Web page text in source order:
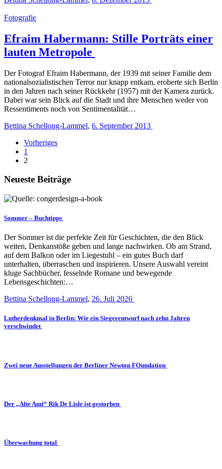
Fotografie
Efraim Habermann: Stille Porträts einer
lauten Metropole
Der Fotograf Efraim Habermann, der 1939 mit seiner Familie dem
nationalsozialistischen Terror nur knapp entkam, eroberte sich Berlin
in den Jahren nach seiner Rückkehr (1957) mit der Kamera zurück.
Dabei war sein Blick auf die Stadt und ihre Menschen weder von
Ressentiments noch von Sentimentalität…
Bettina Schellong-Lammel, 6. September 2013
Vorheriges
1
2
Neueste Beiträge
Sommer – Buchtipps
Der Sommer ist die perfekte Zeit für Geschichten, die den Blick
weiten, Denkanstöße geben und lange nachwirken. Ob am Strand,
auf dem Balkon oder im Liegestuhl – ein gutes Buch darf
unterhalten, überraschen und inspirieren. Unsere Auswahl vereint
kluge Sachbücher, fesselnde Romane und bewegende
Lebensgeschichten:…
Bettina Schellong-Lammel, 26. Juli 2026
Lutherdenkmal in Berlin: Wie ein Siegerentwurf nach zehn Jahren
verschwindet
Zwei neue Ausstellungen der Berliner Newton FOundation
Der „Alte Ami“ Rik De Lisle ist gestorben
Überwachung total